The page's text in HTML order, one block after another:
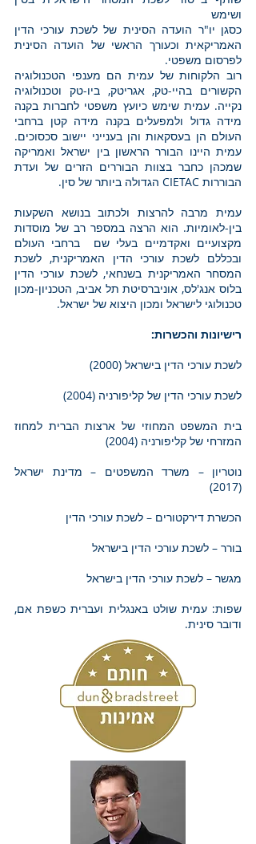
ושימש
כסגן יו"ר הועדה הסינית של לשכת עורכי הדין
האמריקאית וכעורך הראשי של הועדה הסינית
לפרסום משפטי.
רוב הלקוחות של עמית הם מענפי הטכנולוגיה
הקשורים בהיי-טק, אגריטק, ביו-טק וטכנולוגיה
נקייה. עמית שימש כיועץ משפטי לחברות בקנה
מידה גדול ולמפעלים בקנה מידה קטן ברחבי
העולם הן בעסקאות והן בענייני יישוב סכסוכים.
עמית היינו הבורר הראשון בין ישראל ואמריקה
שמכהן כחבר בצוות הבוררים הזרים של ועדת
הבוררות CIETAC הגדולה ביותר של סין.
עמית מרבה להרצות ולכתוב בנושא השקעות
בין-לאומיות. הוא הרצה במספר רב של מוסדות
מקצועיים ואקדמיים בעלי שם ברחבי העולם
ובכללם לשכת עורכי הדין האמריקנית, לשכת
המסחר האמריקנית בשנחאי, לשכת עורכי הדין
בלוס אנג'לס, אוניברסיטת תל אביב, הטכניון-מכון
טכנולוגי לישראל ומכון היצוא של ישראל.
רישיונות והכשרות:
לשכת עורכי הדין בישראל (2000)
לשכת עורכי הדין של קליפורניה (2004)
בית המשפט המחוזי של ארצות הברית למחוז
המזרחי של קליפורניה (2004)
נוטריון – משרד המשפטים – מדינת ישראל
(2017)
הכשרת דירקטורים – לשכת עורכי הדין
בורר – לשכת עורכי הדין בישראל
מגשר – לשכת עורכי הדין בישראל
שפות: עמית שולט באנגלית ועברית כשפת אם,
ודובר סינית.